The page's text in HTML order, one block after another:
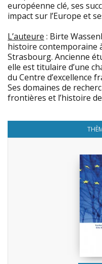
européenne clé, ses
impact sur l’Europe et
L’auteure : Birte
histoire contemporaine
Strasbourg. Ancienne
elle est titulaire d’une
du Centre d’excellence
Ses domaines de
frontières et l’histoire